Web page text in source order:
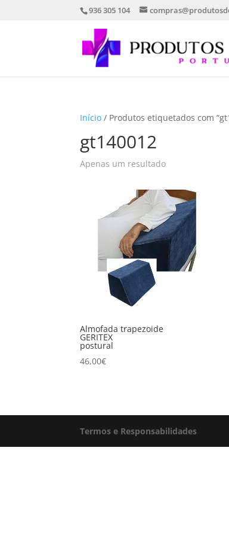
936 305 104
Início / Produtos etiquetados com
gt140012
Apenas um resultado
Almofada trapezoide
GERITEX
postural
46,00€
Termos e Responsabilidades